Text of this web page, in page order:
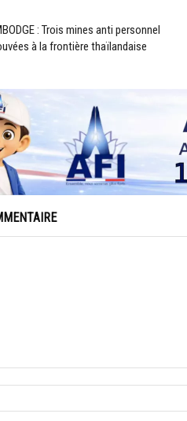
: Trois mines anti personnel
à la frontière thaïlandaise